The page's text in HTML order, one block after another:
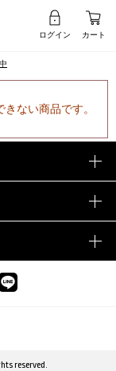
ログイン カート
ない商品です。
reserved.